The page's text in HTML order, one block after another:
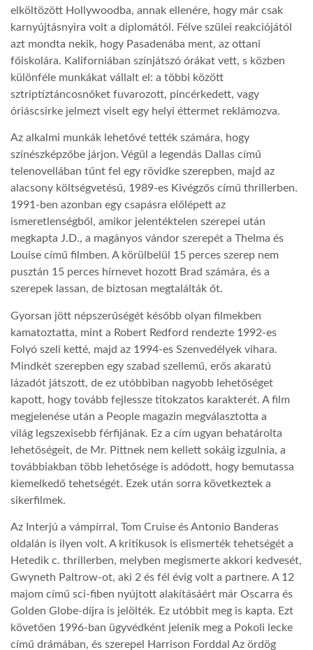
elköltözött Hollywoodba, annak ellenére, hogy már csak
karnyújtásnyira volt a diplomától. Félve szülei reakciójától
azt mondta nekik, hogy Pasadenába ment, az ottani
főiskolára. Kaliforniában színjátszó órákat vett, s közben
különféle munkákat vállalt el: a többi között
sztriptíztáncosnőket fuvarozott, pincérkedett, vagy
óriáscsirke jelmezt viselt egy helyi éttermet reklámozva.
Az alkalmi munkák lehetővé tették számára, hogy
színészképzőbe járjon. Végül a legendás Dallas című
telenovellában tűnt fel egy rövidke szerepben, majd az
alacsony költségvetésű, 1989-es Kivégzős című thrillerben.
1991-ben azonban egy csapásra előlépett az
ismeretlenségből, amikor jelentéktelen szerepei után
megkapta J.D., a magányos vándor szerepét a Thelma és
Louise című filmben. A körülbelül 15 perces szerep nem
pusztán 15 perces hírnevet hozott Brad számára, és a
szerepek lassan, de biztosan megtalálták őt.
Gyorsan jött népszerűségét később olyan filmekben
kamatoztatta, mint a Robert Redford rendezte 1992-es
Folyó szeli ketté, majd az 1994-es Szenvedélyek vihara.
Mindkét szerepben egy szabad szellemű, erős akaratú
lázadót játszott, de ez utóbbiban nagyobb lehetőséget
kapott, hogy tovább fejlessze titokzatos karakterét. A film
megjelenése után a People magazin megválasztotta a
világ legszexisebb férfijának. Ez a cím ugyan behatárolta
lehetőségeit, de Mr. Pittnek nem kellett sokáig izgulnia, a
továbbiakban több lehetősége is adódott, hogy bemutassa
kiemelkedő tehetségét. Ezek után sorra következtek a
sikerfilmek.
Az Interjú a vámpírral, Tom Cruise és Antonio Banderas
oldalán is ilyen volt. A kritikusok is elismerték tehetségét a
Hetedik c. thrillerben, melyben megismerte akkori kedvesét,
Gwyneth Paltrow-ot, aki 2 és fél évig volt a partnere. A 12
majom című sci-fiben nyújtott alakításáért már Oscarra és
Golden Globe-díjra is jelölték. Ez utóbbit meg is kapta. Ezt
követően 1996-ban ügyvédként jelenik meg a Pokoli lecke
című drámában, és szerepel Harrison Forddal Az ördög